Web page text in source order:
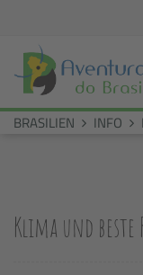
BRASILIEN INFO
Klima und